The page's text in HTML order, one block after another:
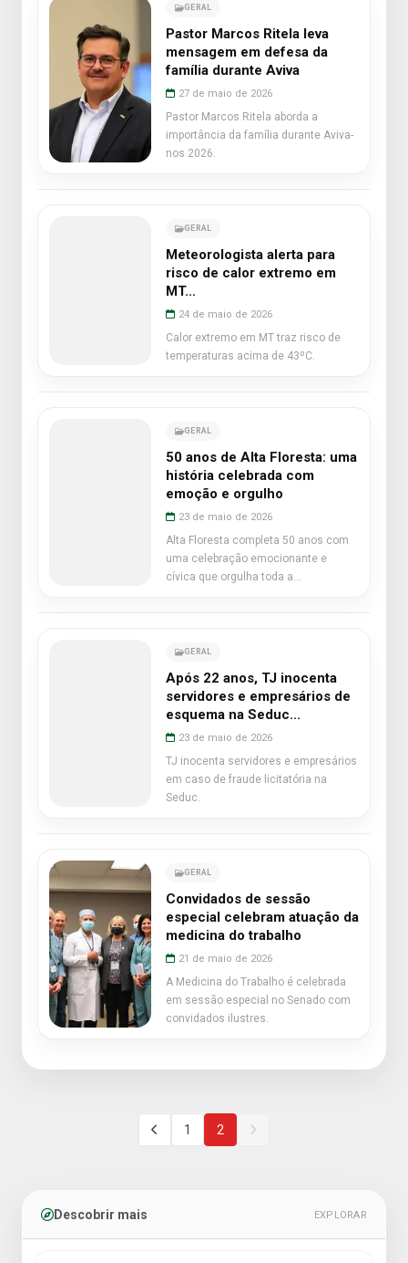
GERAL
Pastor Marcos Ritela leva
mensagem em defesa da
família durante Aviva
27 de maio de 2026
Pastor Marcos Ritela aborda a
importância da família durante Aviva-
nos 2026.
GERAL
Meteorologista alerta para
risco de calor extremo em
MT...
24 de maio de 2026
Calor extremo em MT traz risco de
temperaturas acima de 43ºC.
GERAL
50 anos de Alta Floresta: uma
história celebrada com
emoção e orgulho
23 de maio de 2026
Alta Floresta completa 50 anos com
uma celebração emocionante e
cívica que orgulha toda a
GERAL
Após 22 anos, TJ inocenta
servidores e empresários de
esquema na Seduc...
23 de maio de 2026
TJ inocenta servidores e empresários
em caso de fraude licitatória na
Seduc.
GERAL
Convidados de sessão
especial celebram atuação da
medicina do trabalho
21 de maio de 2026
A Medicina do Trabalho é celebrada
em sessão especial no Senado com
convidados ilustres.
1 2
Descobrir mais EXPLORAR